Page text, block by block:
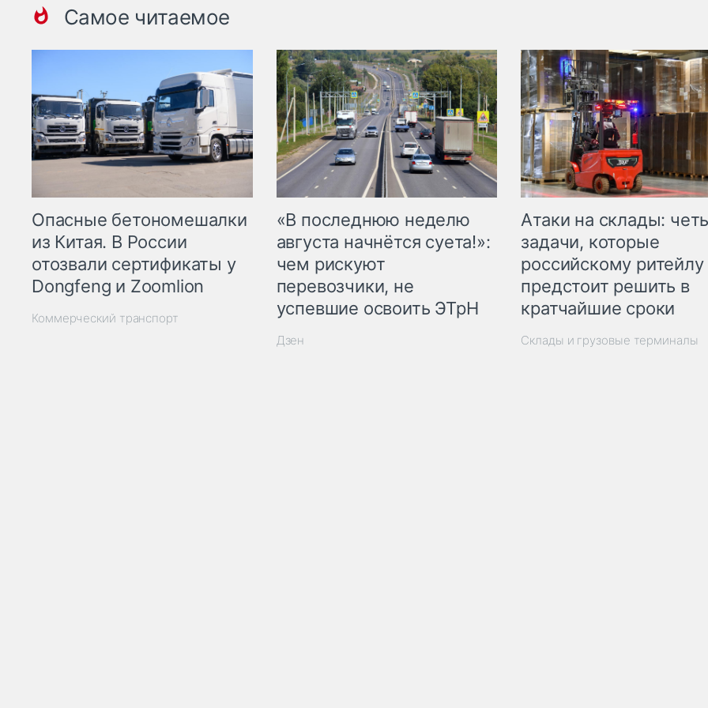
Самое читаемое
Опасные бетономешалки
из Китая. В России
отозвали сертификаты у
Dongfeng и Zoomlion
Коммерческий транспорт
«В последнюю неделю
августа начнётся суета!»:
чем рискуют
перевозчики, не
успевшие освоить ЭТрН
Дзен
Атаки на склады:
задачи, которые
российскому ритейлу
предстоит решить в
кратчайшие сроки
Склады и грузовые терминалы